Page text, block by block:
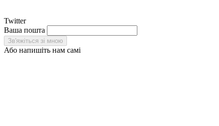
Twitter
Ваша пошта
Або напишіть нам самі